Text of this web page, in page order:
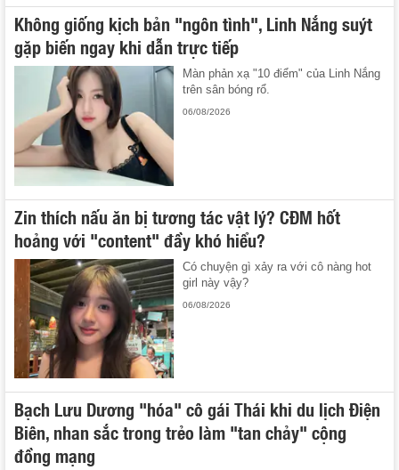
Không giống kịch bản "ngôn tình", Linh Nắng suýt
gặp biến ngay khi dẫn trực tiếp
Màn phản xạ "10 điểm" của Linh Nắng
trên sân bóng rổ.
06/08/2026
Zin thích nấu ăn bị tương tác vật lý? CĐM hốt
hoảng với "content" đầy khó hiểu?
Có chuyện gì xảy ra với cô nàng hot
girl này vậy?
06/08/2026
Bạch Lưu Dương "hóa" cô gái Thái khi du lịch Điện
Biên, nhan sắc trong trẻo làm "tan chảy" cộng
đồng mạng